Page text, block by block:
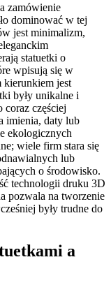
zamówienie
dominować w tej
jest minimalizm,
statuetki o
wpisują się w
kierunkiem jest
były unikalne i
częściej
imienia, daty lub
ekologicznych
wiele firm stara się
lub
o środowisko.
technologii druku 3D
pozwala na tworzenie
były trudne do
a